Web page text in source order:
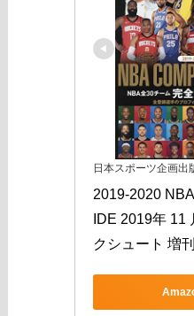
日本スポーツ企画出
2019-2020
IDE 2019年 11
クシュート 増刊